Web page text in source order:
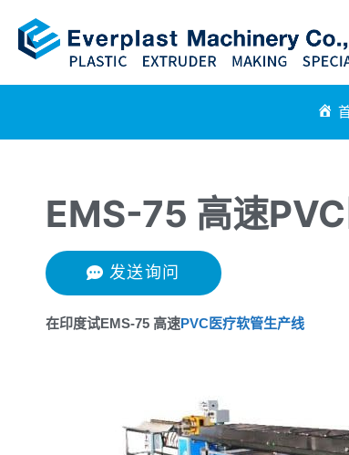
EMS-75 高速
发送询问
在印度试EMS-75 高速PVC医疗软管生产线